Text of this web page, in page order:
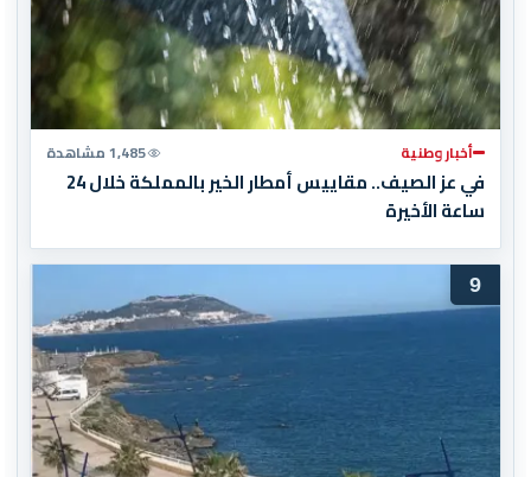
أخبار وطنية 1,485 مشاهدة
في عز الصيف.. مقاييس أمطار الخير بالمملكة خلال 24
ساعة الأخيرة
9